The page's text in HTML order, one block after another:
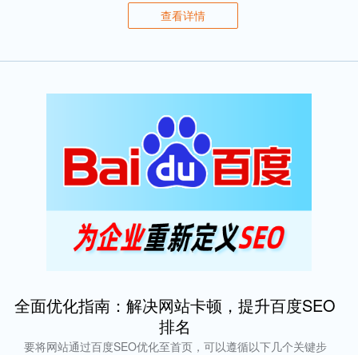
查看详情
全面优化指南：解决网站卡顿，提升百度SEO
排名
要将网站通过百度SEO优化至首页，可以遵循以下几个关键步